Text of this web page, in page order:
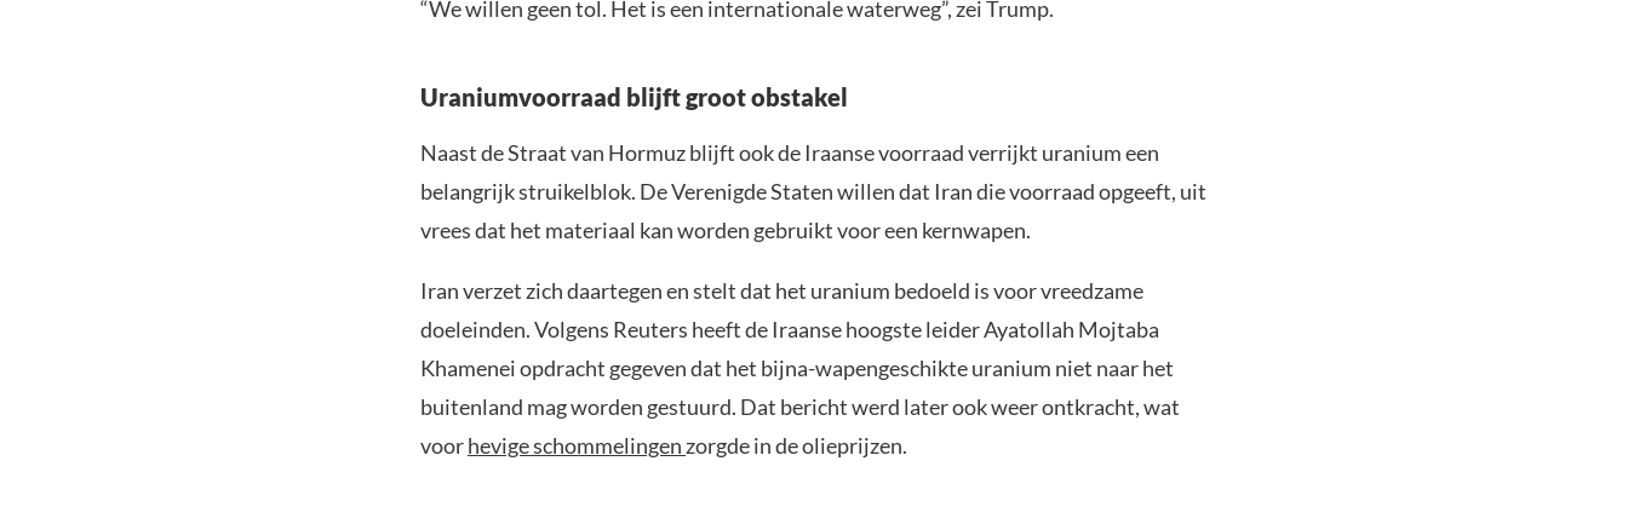
“We willen geen tol. Het is een internationale waterweg”, zei Trump.
Uraniumvoorraad blijft groot obstakel
Naast de Straat van Hormuz blijft ook de Iraanse voorraad verrijkt uranium een
belangrijk struikelblok. De Verenigde Staten willen dat Iran die voorraad opgeeft, uit
vrees dat het materiaal kan worden gebruikt voor een kernwapen.
Iran verzet zich daartegen en stelt dat het uranium bedoeld is voor vreedzame
doeleinden. Volgens Reuters heeft de Iraanse hoogste leider Ayatollah Mojtaba
Khamenei opdracht gegeven dat het bijna-wapengeschikte uranium niet naar het
buitenland mag worden gestuurd. Dat bericht werd later ook weer ontkracht, wat
voorhevige schommelingen zorgde in de olieprijzen.